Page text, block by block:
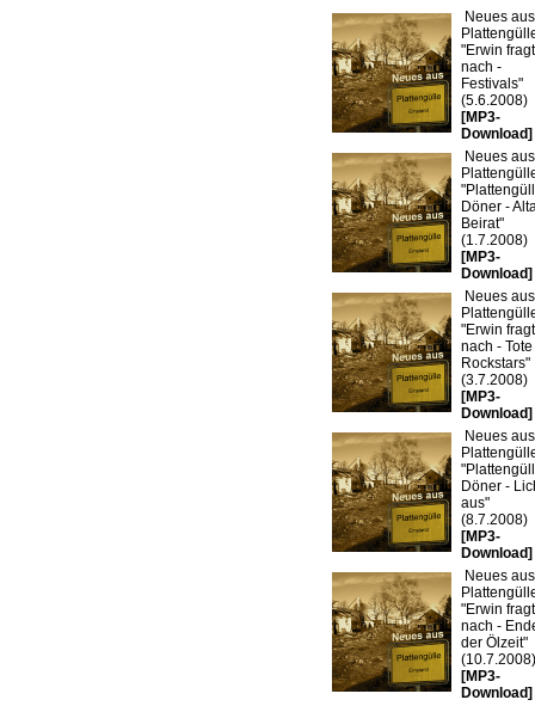
Neues aus
"Erwin fragt
nach -
Festivals"
(5.6.2008)
[MP3-
Download]
Neues aus
Döner -
Beirat"
(1.7.2008)
[MP3-
Download]
Neues aus
"Erwin fragt
nach - Tote
Rockstars"
(3.7.2008)
[MP3-
Download]
Neues aus
Döner -
aus"
(8.7.2008)
[MP3-
Download]
Neues aus
"Erwin fragt
nach -
der Ölzeit"
(10.7.2008)
[MP3-
Download]